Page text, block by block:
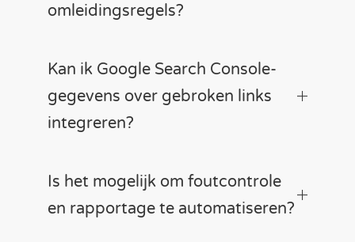
omleidingsregels?
Kan ik Google Search Console-
gegevens over gebroken links
integreren?
Is het mogelijk om foutcontrole
en rapportage te automatiseren?